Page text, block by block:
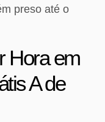
preso até o
Hora em
A de